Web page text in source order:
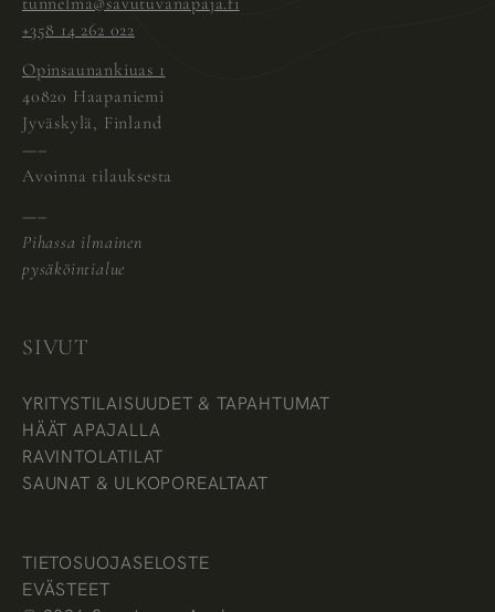
+358 14 262 022
Opinsaunankiuas 1
40820 Haapaniemi
Jyväskylä, Finland
—–
Avoinna tilauksesta
—–
Pihassa ilmainen
pysäköintialue
SIVUT
YRITYSTILAISUUDET & TAPAHTUMAT
HÄÄT APAJALLA
RAVINTOLATILAT
SAUNAT & ULKOPOREALTAAT
TIETOSUOJASELOSTE
EVÄSTEET